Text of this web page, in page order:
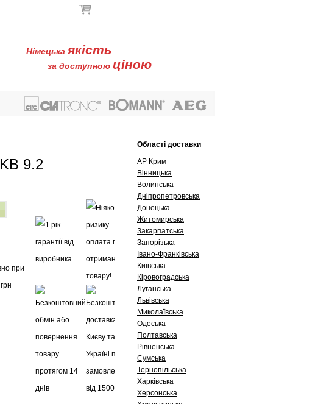
Німецька якість
за доступною ціною
9.2
при
Області доставки
АР Крим
Вінницька
Волинська
Дніпропетровська
Донецька
Житомирська
Закарпатська
Запорізька
Івано-Франківська
Київська
Кіровоградська
Луганська
Львівська
Миколаївська
Одеська
Полтавська
Рівненська
Сумська
Тернопільська
Харківська
Херсонська